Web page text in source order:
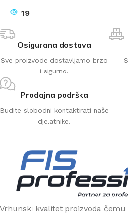
19
Osigurana dostava
Sve proizvode dostavljamo brzo
i sigurno.
Prodajna podrška
Budite slobodni kontaktirati naše
djelatnike.
Vrhunski kvalitet proizvoda